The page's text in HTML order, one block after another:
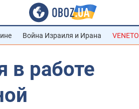
Война Израиля и Ирана VENETO
в работе